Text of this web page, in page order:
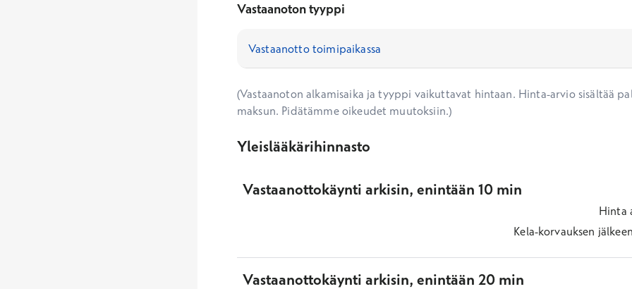
Vastaanoton tyyppi
(Vastaanoton alkamisaika ja tyyppi vaikuttavat hintaan. Hinta-arvio sisältää
maksun. Pidätämme oikeudet muutoksiin.)
Yleislääkärihinnasto
Vastaanottokäynti arkisin, enintään 10 min
Hinta
Kela-korvauksen jälkeen
Vastaanottokäynti arkisin, enintään 20 min